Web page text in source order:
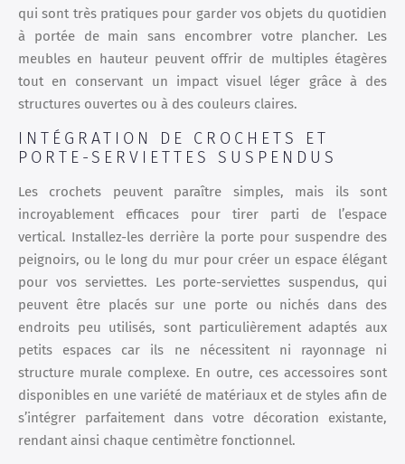
qui sont très pratiques pour garder vos objets du quotidien
à portée de main sans encombrer votre plancher. Les
meubles en hauteur peuvent offrir de multiples étagères
tout en conservant un impact visuel léger grâce à des
structures ouvertes ou à des couleurs claires.
INTÉGRATION DE CROCHETS ET
PORTE-SERVIETTES SUSPENDUS
Les crochets peuvent paraître simples, mais ils sont
incroyablement efficaces pour tirer parti de l’espace
vertical. Installez-les derrière la porte pour suspendre des
peignoirs, ou le long du mur pour créer un espace élégant
pour vos serviettes. Les porte-serviettes suspendus, qui
peuvent être placés sur une porte ou nichés dans des
endroits peu utilisés, sont particulièrement adaptés aux
petits espaces car ils ne nécessitent ni rayonnage ni
structure murale complexe. En outre, ces accessoires sont
disponibles en une variété de matériaux et de styles afin de
s’intégrer parfaitement dans votre décoration existante,
rendant ainsi chaque centimètre fonctionnel.